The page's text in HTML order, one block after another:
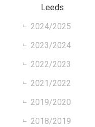
Leeds
2024/2025
2023/2024
2022/2023
2021/2022
2019/2020
2018/2019